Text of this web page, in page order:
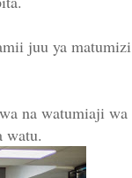
juu ya matumizi
na watumiaji wa
watu.